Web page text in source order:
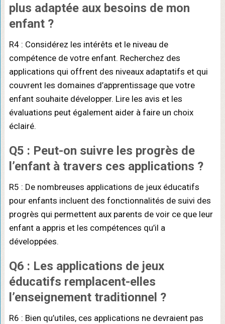
plus adaptée aux besoins de mon
enfant ?
R4 : Considérez les intérêts et le niveau de
compétence de votre enfant. Recherchez des
applications qui offrent des niveaux adaptatifs et qui
couvrent les domaines d’apprentissage que votre
enfant souhaite développer. Lire les avis et les
évaluations peut également aider à faire un choix
éclairé.
Q5 : Peut-on suivre les progrès de
l’enfant à travers ces applications ?
R5 : De nombreuses applications de jeux éducatifs
pour enfants incluent des fonctionnalités de suivi des
progrès qui permettent aux parents de voir ce que leur
enfant a appris et les compétences qu’il a
développées.
Q6 : Les applications de jeux
éducatifs remplacent-elles
l’enseignement traditionnel ?
R6 : Bien qu’utiles, ces applications ne devraient pas